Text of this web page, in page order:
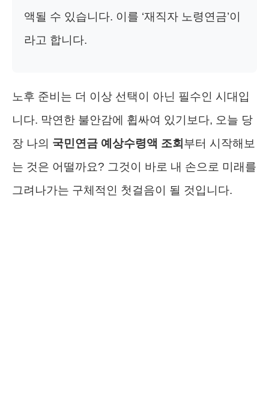
액될 수 있습니다. 이를 ‘재직자 노령연금’이
라고 합니다.
노후 준비는 더 이상 선택이 아닌 필수인 시대입
니다. 막연한 불안감에 휩싸여 있기보다, 오늘 당
장 나의 국민연금 예상수령액 조회 부터 시작해보
는 것은 어떨까요? 그것이 바로 내 손으로 미래를
그려나가는 구체적인 첫걸음이 될 것입니다.